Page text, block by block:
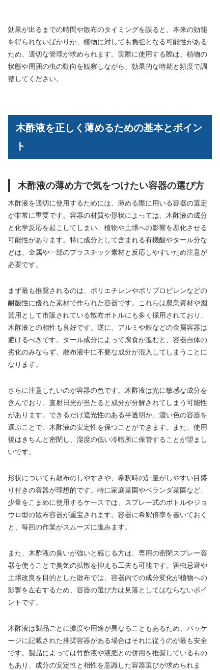
効果が出るまでの時間や散布のタイミングを誤ると、本来の効能
を得られないばかりか、植物に対しても負担となる可能性がある
ため、適切な管理が求められます。実際に使用する際は、植物の
状態や周囲の虫の動向を観察しながら、効果的な時期と頻度で調
整してください。
木酢液を正しく薄めるための基本とポイン
ト
木酢液の薄め方で気をつけたい容器の選び方
木酢液を適切に使用するためには、薄める際に用いる容器の選定
が非常に重要です。容器の材質や形状によっては、木酢液の成分
と化学反応を起こしてしまい、植物や土壌への影響を悪化させる
可能性があります。特に成分として含まれる有機酸やタール分な
どは、金属や一部のプラスチック素材と反応しやすいため注意が
必要です。
まず最も推奨されるのは、ポリエチレンやポリプロピレンなどの
耐酸性に優れた素材で作られた容器です。これらは農業資材や園
芸用として市販されている散布ボトルにも多く採用されており、
木酢液との相性も良好です。逆に、アルミや鉄などの金属容器は
避けるべきです。タール成分によって腐食が進むと、容器自体の
劣化のみならず、散布液中に不要な成分が混入してしまうことに
なります。
さらに注意したいのが容器の色です。木酢液は光に敏感な成分を
含んでおり、直射日光が当たると成分が分解されてしまう可能性
があります。できるだけ遮光性のある半透明か、濃い色の容器を
選ぶことで、木酢液の安定性を保つことができます。また、使用
後はきちんと密閉し、湿度の低い冷暗所に保管することが望まし
いです。
形状についても散布のしやすさや、希釈時の計量がしやすい目盛
り付きの容器が理想的です。特に家庭菜園やベランダ菜園など、
少量をこまめに使用するケースでは、スプレー式のボトルやジョ
ウロ型の散布容器が重宝されます。容器に希釈倍率を書いておく
と、毎回の作業がスムーズに進みます。
また、木酢液の臭いが強いと感じる方は、専用の密閉スプレー容
器を使うことで臭気の拡散を抑える工夫も可能です。害虫忌避や
土壌改良を目的とした散布では、容器内での成分変化が植物への
影響を左右するため、容器の選び方は見落としてはならないポイ
ントです。
木酢液は製品ごとに濃度や用途が異なることもあるため、パッケ
ージに記載された推奨容器がある場合はそれに従うのが最も安全
です。製品によっては竹酢液や液肥との併用を推奨しているもの
もあり、成分の安定性と相性を意識した容器選びが求められま